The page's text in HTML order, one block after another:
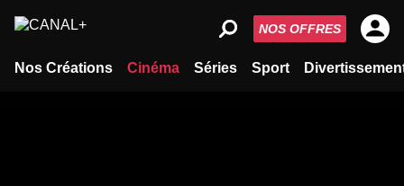
Nos Créations Cinéma Séries Sport
NOS OFFRES